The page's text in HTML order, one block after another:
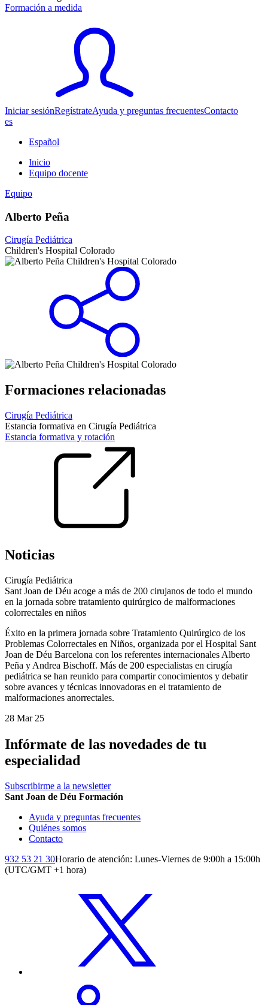
Formación a medida
Iniciar sesiónRegístrateAyuda y preguntas frecuentesContacto
es
Español
Inicio
Equipo docente
Equipo
Alberto Peña
Cirugía Pediátrica
Children's Hospital Colorado
Formaciones relacionadas
Cirugía Pediátrica
Estancia formativa en Cirugía Pediátrica
Estancia formativa y rotación
Noticias
Cirugía Pediátrica
Sant Joan de Déu acoge a más de 200 cirujanos de todo el mundo
en la jornada sobre tratamiento quirúrgico de malformaciones
colorrectales en niños
Éxito en la primera jornada sobre Tratamiento Quirúrgico de los
Problemas Colorrectales en Niños, organizada por el Hospital Sant
Joan de Déu Barcelona con los referentes internacionales Alberto
Peña y Andrea Bischoff. Más de 200 especialistas en cirugía
pediátrica se han reunido para compartir conocimientos y debatir
sobre avances y técnicas innovadoras en el tratamiento de
malformaciones anorrectales.
28 Mar 25
Infórmate de las novedades de tu
especialidad
Subscribirme a la newsletter
Sant Joan de Déu Formación
Ayuda y preguntas frecuentes
Quiénes somos
Contacto
932 53 21 30Horario de atención: Lunes-Viernes de 9:00h a 15:00h
(UTC/GMT +1 hora)